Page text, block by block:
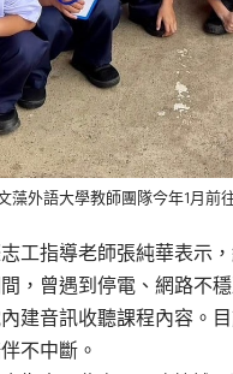
藻外語大學教師團隊今年1月
工指導老師張純華表示 ，
，曾遇到停電、網路不
建音訊收聽課程內容。
不中斷。